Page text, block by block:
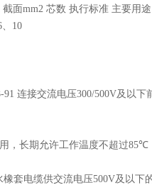
截面mm2 芯数 执行标准 主要用途
、 10
91 连接交流电压300/500V及以下
，长期允许工作温度不超过85℃
橡套电缆供交流电压500V及以下